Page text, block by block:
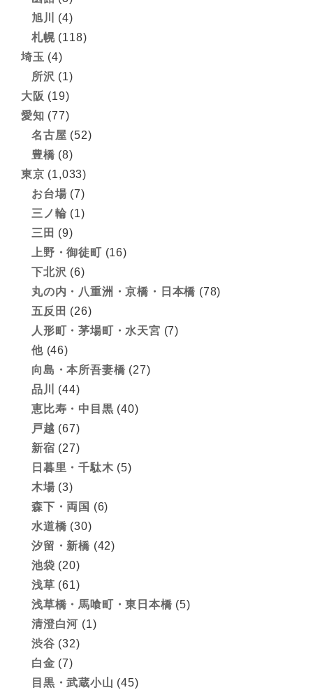
旭川
(4)
札幌(118)
埼玉 (4)
所沢 (1)
大阪 (19)
愛知 (77)
名古屋 (52)
豊橋 (8)
東京 (1,033)
お台場 (7)
三ノ輪 (1)
三田 (9)
上野・御徒町 (16)
下北沢 (6)
丸の内・八重洲・京橋・日本橋 (78)
五反田 (26)
人形町・茅場町・水天宮 (7)
他(46)
向島・本所吾妻橋 (27)
品川
(44)
恵比寿・中目黒 (40)
戸越 (67)
新宿 (27)
日暮里・千駄木 (5)
木場 (3)
森下・両国 (6)
水道橋 (30)
汐留・新橋 (42)
池袋 (20)
浅草 (61)
浅草橋・馬喰町・東日本橋 (5)
清澄白河 (1)
渋谷 (32)
白金 (7)
目黒・武蔵小山 (45)